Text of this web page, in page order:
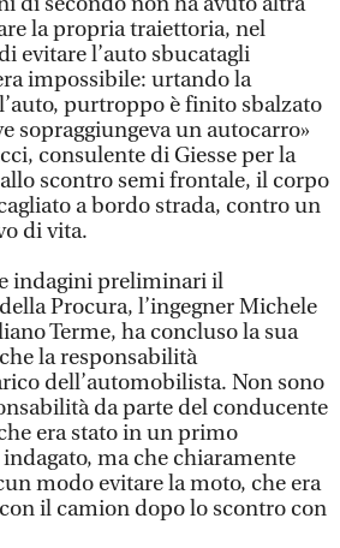
la propria traiettoria, nel
evitare l’auto sbucatagli
impossibile: urtando la
purtroppo è finito sbalzato
sopraggiungeva un autocarro»
consulente di Giesse per la
scontro semi frontale, il corpo
a bordo strada, contro un
di vita.
indagini preliminari il
Procura, l’ingegner Michele
Terme, ha concluso la sua
la responsabilità
dell’automobilista. Non sono
da parte del conducente
era stato in un primo
ma che chiaramente
modo evitare la moto, che era
il camion dopo lo scontro con